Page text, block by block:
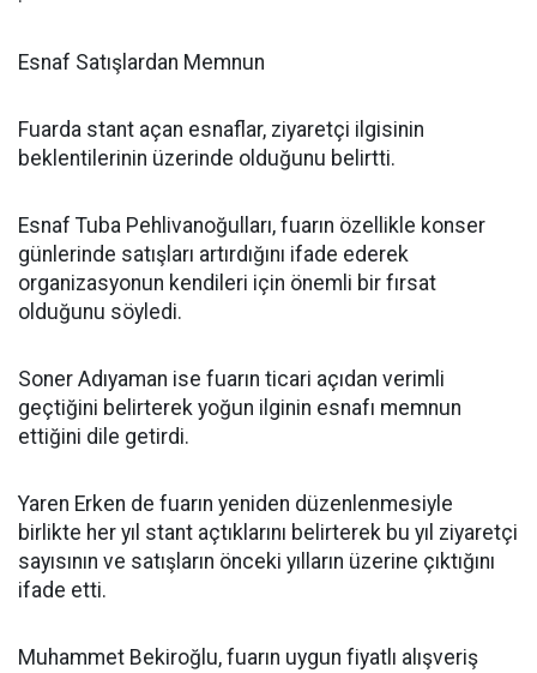
Esnaf Satışlardan Memnun
Fuarda stant açan esnaflar, ziyaretçi ilgisinin
beklentilerinin üzerinde olduğunu belirtti.
Esnaf Tuba Pehlivanoğulları, fuarın özellikle konser
günlerinde satışları artırdığını ifade ederek
organizasyonun kendileri için önemli bir fırsat
olduğunu söyledi.
Soner Adıyaman ise fuarın ticari açıdan verimli
geçtiğini belirterek yoğun ilginin esnafı memnun
ettiğini dile getirdi.
Yaren Erken de fuarın yeniden düzenlenmesiyle
birlikte her yıl stant açtıklarını belirterek bu yıl ziyaretçi
sayısının ve satışların önceki yılların üzerine çıktığını
ifade etti.
Muhammet Bekiroğlu, fuarın uygun fiyatlı alışveriş